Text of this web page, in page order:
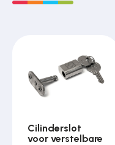
Cilinderslot
voor verstelbare